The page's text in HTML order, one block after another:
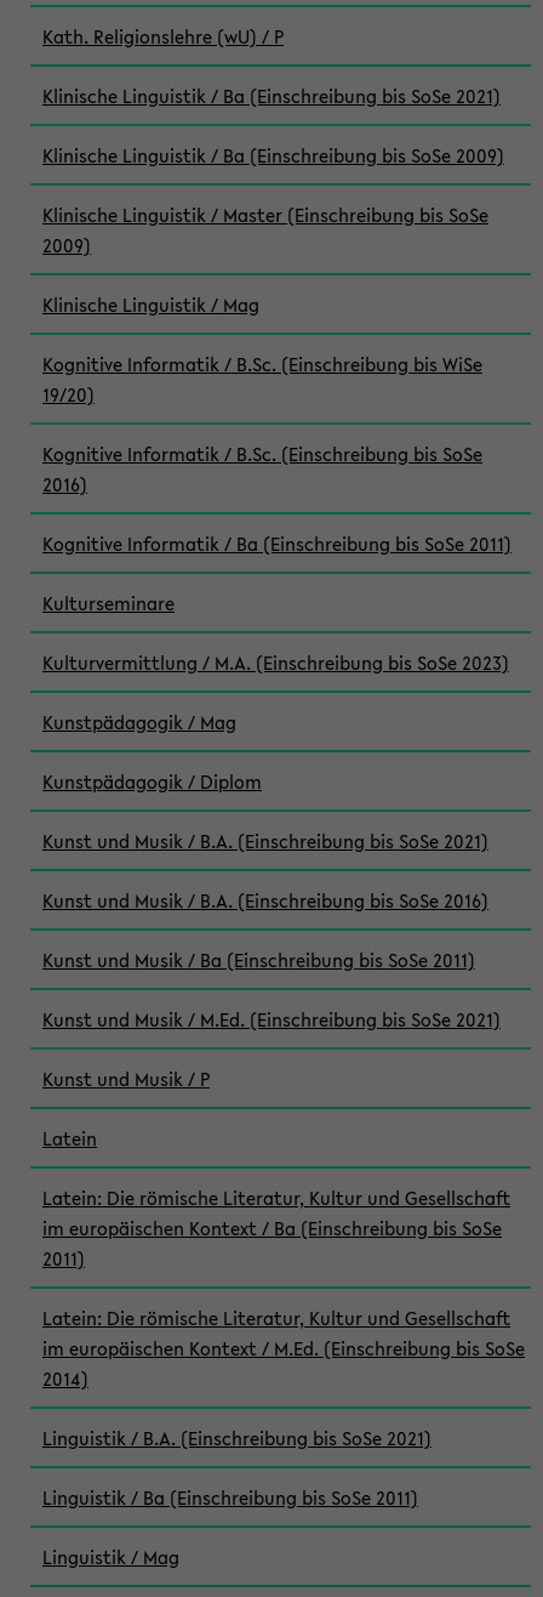
Kath. Religionslehre (wU) / P
Klinische Linguistik / Ba (Einschreibung bis SoSe 2021)
Klinische Linguistik / Ba (Einschreibung bis SoSe 2009)
Klinische Linguistik / Master (Einschreibung bis SoSe
2009)
Klinische Linguistik / Mag
Kognitive Informatik / B.Sc. (Einschreibung bis WiSe
19/20)
Kognitive Informatik / B.Sc. (Einschreibung bis SoSe
2016)
Kognitive Informatik / Ba (Einschreibung bis SoSe 2011)
Kulturseminare
Kulturvermittlung / M.A. (Einschreibung bis SoSe 2023)
Kunstpädagogik / Mag
Kunstpädagogik / Diplom
Kunst und Musik / B.A. (Einschreibung bis SoSe 2021)
Kunst und Musik / B.A. (Einschreibung bis SoSe 2016)
Kunst und Musik / Ba (Einschreibung bis SoSe 2011)
Kunst und Musik / M.Ed. (Einschreibung bis SoSe 2021)
Kunst und Musik / P
Latein
Latein: Die römische Literatur, Kultur und Gesellschaft
im europäischen Kontext / Ba (Einschreibung bis SoSe
2011)
Latein: Die römische Literatur, Kultur und Gesellschaft
im europäischen Kontext / M.Ed. (Einschreibung bis SoSe
2014)
Linguistik / B.A. (Einschreibung bis SoSe 2021)
Linguistik / Ba (Einschreibung bis SoSe 2011)
Linguistik / Mag